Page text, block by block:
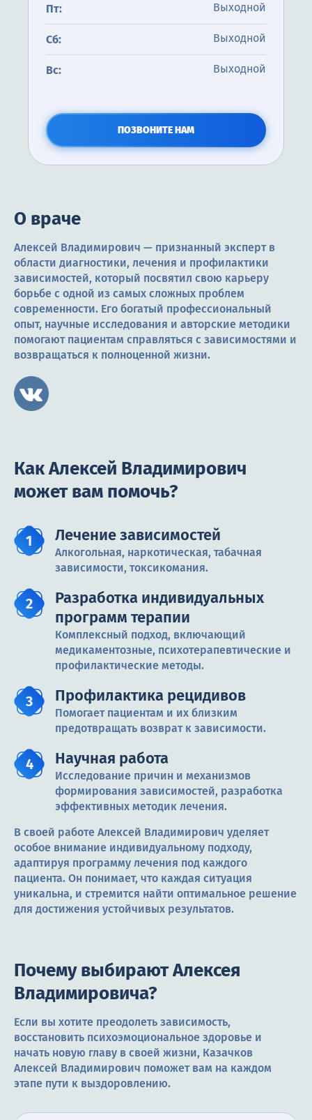
Пт: Выходной
Сб: Выходной
Вс: Выходной
ПОЗВОНИТЕ НАМ
О враче
Алексей Владимирович — признанный эксперт в
области диагностики, лечения и профилактики
зависимостей, который посвятил свою карьеру
борьбе с одной из самых сложных проблем
современности. Его богатый профессиональный
опыт, научные исследования и авторские методики
помогают пациентам справляться с зависимостями и
возвращаться к полноценной жизни.
Как Алексей Владимирович
может вам помочь?
Лечение зависимостей
Алкогольная, наркотическая, табачная
зависимости, токсикомания.
Разработка индивидуальных
программ терапии
Комплексный подход, включающий
медикаментозные, психотерапевтические и
профилактические методы.
Профилактика рецидивов
Помогает пациентам и их близким
предотвращать возврат к зависимости.
Научная работа
Исследование причин и механизмов
формирования зависимостей, разработка
эффективных методик лечения.
В своей работе Алексей Владимирович уделяет
особое внимание индивидуальному подходу,
адаптируя программу лечения под каждого
пациента. Он понимает, что каждая ситуация
уникальна, и стремится найти оптимальное решение
для достижения устойчивых результатов.
Почему выбирают Алексея
Владимировича?
Если вы хотите преодолеть зависимость,
восстановить психоэмоциональное здоровье и
начать новую главу в своей жизни, Казачков
Алексей Владимирович поможет вам на каждом
этапе пути к выздоровлению.